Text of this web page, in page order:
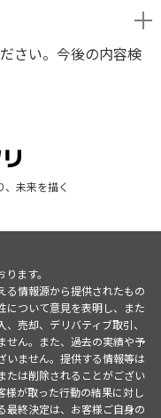
さい。今後の内容検
、未来を描く
ます。
る情報源から提供されたもの
について意見を表明し、また
売却、デリバティブ取引、
せん。また、過去の実績や予
いません。提供する情報等は
たは削除されることがござい
様が取った行動の結果に対し
最終決定は、お客様ご自身の